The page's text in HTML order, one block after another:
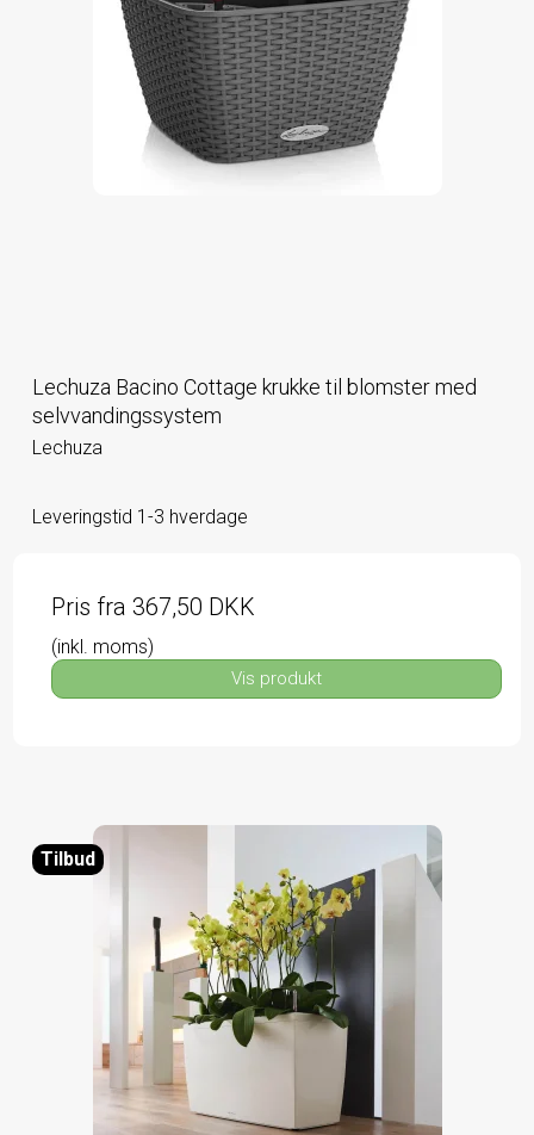
Lechuza Bacino Cottage krukke til blomster med
selvvandingssystem
Lechuza
Leveringstid 1-3 hverdage
Pris fra 367,50 DKK
(inkl. moms)
Vis produkt
Tilbud